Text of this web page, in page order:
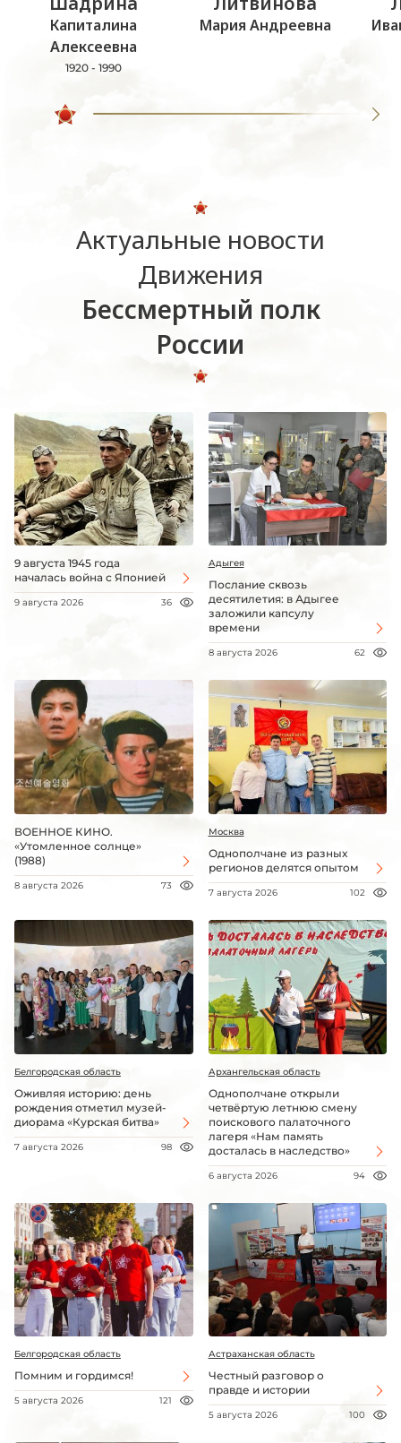
Капиталина
Алексеевна
1920 - 1990
Мария Андреевна
Актуальные новости
Движения
Бессмертный полк
России
9 августа 1945 года
началась война с Японией
9 августа 2026 36
Адыгея
Послание сквозь
десятилетия: в Адыгее
заложили капсулу
времени
8 августа 2026 62
ВОЕННОЕ КИНО.
«Утомленное солнце»
(1988)
8 августа 2026 73
Москва
Однополчане из разных
регионов делятся опытом
7 августа 2026 102
Белгородская область
Оживляя историю: день
рождения отметил музей-
диорама «Курская битва»
7 августа 2026 98
Архангельская область
Однополчане открыли
четвёртую летнюю смену
поискового палаточного
лагеря «Нам память
досталась в наследство»
6 августа 2026 94
Белгородская область
Помним и гордимся!
5 августа 2026 121
Астраханская область
Честный разговор о
правде и истории
5 августа 2026 100